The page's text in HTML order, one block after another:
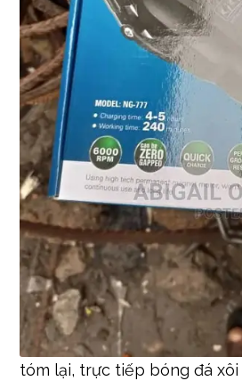
tóm lại, trực tiếp bóng đá